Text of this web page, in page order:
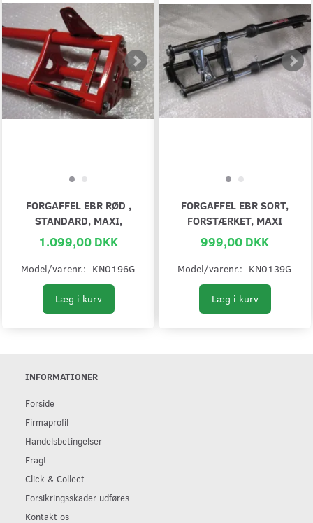
FORGAFFEL EBR RØD ,
STANDARD, MAXI,
1.099,00 DKK
Model/varenr.: KN0196G
Læg i kurv
FORGAFFEL EBR SORT,
FORSTÆRKET, MAXI
999,00 DKK
Model/varenr.: KN0139G
Læg i kurv
INFORMATIONER
Forside
Firmaprofil
Handelsbetingelser
Fragt
Click & Collect
Forsikringsskader udføres
Kontakt os